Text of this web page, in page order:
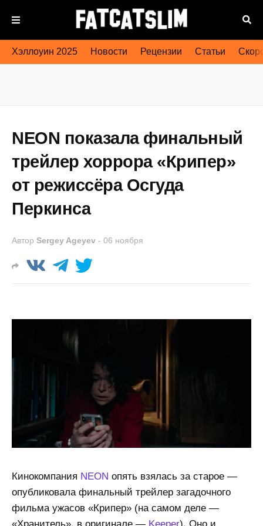
Хэллоуин 2025 Новости Рецензии Статьи
NEON показала финальный
трейлер хоррора «Крипер»
от режиссёра Осгуда
Перкинса
Автор Sergey Ageyev - 06 ноября
Кинокомпания NEON опять взялась за старое —
опубликовала финальный трейлер загадочного
фильма ужасов «Крипер» (на самом деле —